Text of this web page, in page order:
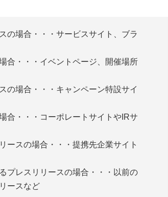
の場合・・・サービスサイト、ブラ
合・・・イベントページ、開催場所
の場合・・・キャンペーン特設サイ
合・・・コーポレートサイトやIRサ
ースの場合・・・提携先企業サイト
プレスリリースの場合・・・以前の
ースなど